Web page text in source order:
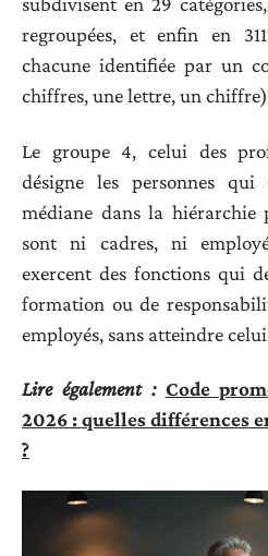
regroupées, et enfin en
chacune identifiée par un
chiffres, une lettre, un
Le groupe 4, celui des
désigne les personnes
médiane dans la hiérarchie
sont ni cadres, ni
exercent des fonctions qui
formation ou de
employés, sans atteindre
Lire également : Code
2026 : quelles différences
?